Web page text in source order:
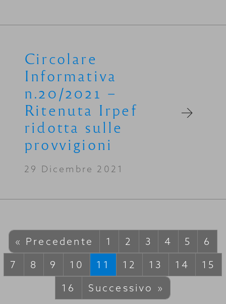
Circolare
Informativa
n.20/2021 –
Ritenuta Irpef
ridotta sulle
provvigioni
29 Dicembre 2021
« Precedente 1 2 3 4 5
6
7
8 9 10 11 12 13 14
15
16
Successivo »